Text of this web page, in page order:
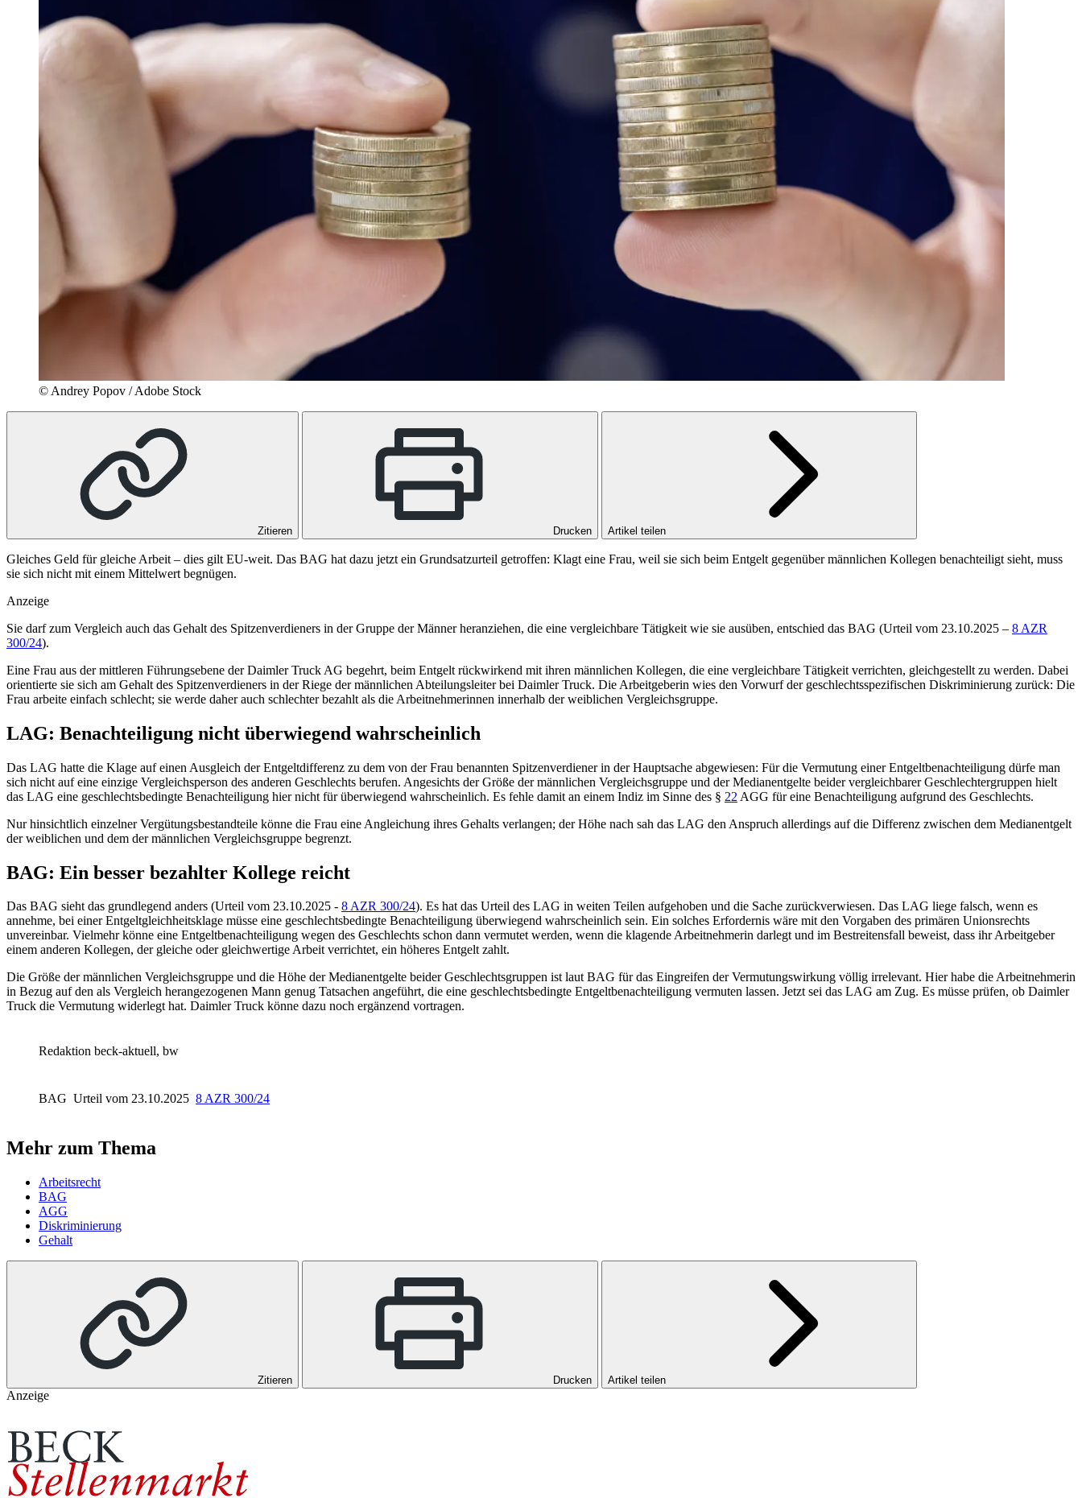
© Andrey Popov / Adobe Stock
Zitieren Drucken Artikel teilen
Gleiches Geld für gleiche Arbeit – dies gilt EU-weit. Das BAG hat dazu jetzt ein Grundsatzurteil getroffen: Klagt eine Frau, weil sie sich beim Entgelt gegenüber männlichen Kollegen benachteiligt sieht, muss
sie sich nicht mit einem Mittelwert begnügen.
Anzeige
Sie darf zum Vergleich auch das Gehalt des Spitzenverdieners in der Gruppe der Männer heranziehen, die eine vergleichbare Tätigkeit wie sie ausüben, entschied das BAG (Urteil vom 23.10.2025 – 8 AZR
300/24).
Eine Frau aus der mittleren Führungsebene der Daimler Truck AG begehrt, beim Entgelt rückwirkend mit ihren männlichen Kollegen, die eine vergleichbare Tätigkeit verrichten, gleichgestellt zu werden. Dabei
orientierte sie sich am Gehalt des Spitzenverdieners in der Riege der männlichen Abteilungsleiter bei Daimler Truck. Die Arbeitgeberin wies den Vorwurf der geschlechtsspezifischen Diskriminierung zurück: Die
Frau arbeite einfach schlecht; sie werde daher auch schlechter bezahlt als die Arbeitnehmerinnen innerhalb der weiblichen Vergleichsgruppe.
LAG: Benachteiligung nicht überwiegend wahrscheinlich
Das LAG hatte die Klage auf einen Ausgleich der Entgeltdifferenz zu dem von der Frau benannten Spitzenverdiener in der Hauptsache abgewiesen: Für die Vermutung einer Entgeltbenachteiligung dürfe man
sich nicht auf eine einzige Vergleichsperson des anderen Geschlechts berufen. Angesichts der Größe der männlichen Vergleichsgruppe und der Medianentgelte beider vergleichbarer Geschlechtergruppen hielt
das LAG eine geschlechtsbedingte Benachteiligung hier nicht für überwiegend wahrscheinlich. Es fehle damit an einem Indiz im Sinne des § 22 AGG für eine Benachteiligung aufgrund des Geschlechts.
Nur hinsichtlich einzelner Vergütungsbestandteile könne die Frau eine Angleichung ihres Gehalts verlangen; der Höhe nach sah das LAG den Anspruch allerdings auf die Differenz zwischen dem Medianentgelt
der weiblichen und dem der männlichen Vergleichsgruppe begrenzt.
BAG: Ein besser bezahlter Kollege reicht
Das BAG sieht das grundlegend anders (Urteil vom 23.10.2025 - 8 AZR 300/24). Es hat das Urteil des LAG in weiten Teilen aufgehoben und die Sache zurückverwiesen. Das LAG liege falsch, wenn es
annehme, bei einer Entgeltgleichheitsklage müsse eine geschlechtsbedingte Benachteiligung überwiegend wahrscheinlich sein. Ein solches Erfordernis wäre mit den Vorgaben des primären Unionsrechts
unvereinbar. Vielmehr könne eine Entgeltbenachteiligung wegen des Geschlechts schon dann vermutet werden, wenn die klagende Arbeitnehmerin darlegt und im Bestreitensfall beweist, dass ihr Arbeitgeber
einem anderen Kollegen, der gleiche oder gleichwertige Arbeit verrichtet, ein höheres Entgelt zahlt.
Die Größe der männlichen Vergleichsgruppe und die Höhe der Medianentgelte beider Geschlechtsgruppen ist lautBAG für das Eingreifen der Vermutungswirkung völlig irrelevant. Hier habe die Arbeitnehmerin
in Bezug auf den als Vergleich herangezogenen Mann genug Tatsachen angeführt, die eine geschlechtsbedingte Entgeltbenachteiligung vermuten lassen. Jetzt sei das LAG am Zug. Es müsse prüfen, ob Daimler
Truck die Vermutung widerlegt hat. Daimler Truck könne dazu noch ergänzend vortragen.
Redaktion beck-aktuell, bw
BAG Urteil vom 23.10.2025 8 AZR 300/24
Mehr zum Thema
Arbeitsrecht
BAG
AGG
Diskriminierung
Gehalt
Zitieren Drucken Artikel teilen
Anzeige